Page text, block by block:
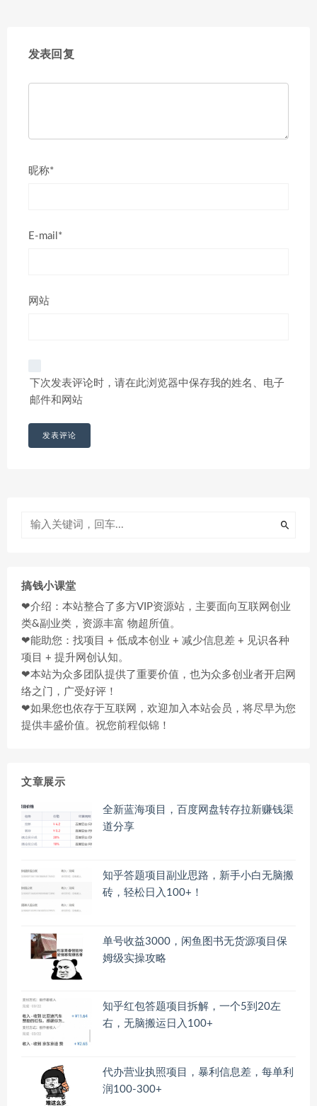
发表回复
昵称*
E-mail*
网站
下次发表评论时，请在此浏览器中保存我的姓名、电子
邮件和网站
搞钱小课堂
❤介绍：本站整合了多方VIP资源站，主要面向互联网创业
类&副业类，资源丰富 物超所值。
❤能助您：找项目 + 低成本创业 + 减少信息差 + 见识各种
项目 + 提升网创认知。
❤本站为众多团队提供了重要价值，也为众多创业者开启网
络之门，广受好评！
❤如果您也依存于互联网，欢迎加入本站会员，将尽早为您
提供丰盛价值。祝您前程似锦！
文章展示
全新蓝海项目，百度网盘转存拉新赚钱渠
道分享
知乎答题项目副业思路，新手小白无脑搬
砖，轻松日入100+！
单号收益3000，闲鱼图书无货源项目保
姆级实操攻略
知乎红包答题项目拆解，一个5到20左
右，无脑搬运日入100+
代办营业执照项目，暴利信息差，每单利
润100-300+